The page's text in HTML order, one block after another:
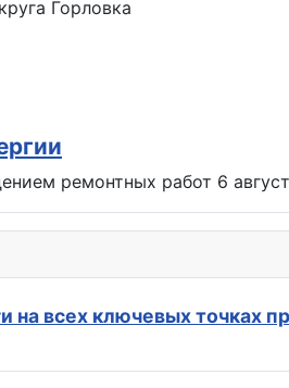
Горловка
ремонтных работ 6